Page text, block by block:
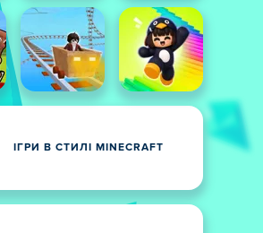
ІГРИ В СТИЛІ MINECRAFT